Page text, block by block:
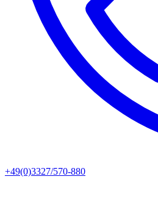
+49(0)3327/570-880